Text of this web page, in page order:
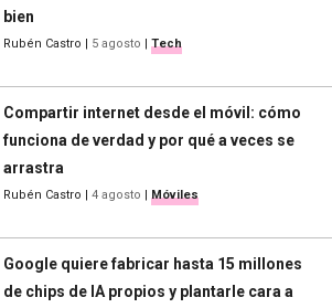
bien
Rubén Castro | 5 agosto | Tech
Compartir internet desde el móvil: cómo
funciona de verdad y por qué a veces se
arrastra
Rubén Castro | 4 agosto | Móviles
Google quiere fabricar hasta 15 millones
de chips de IA propios y plantarle cara a